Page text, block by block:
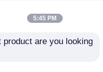
del lume
lume per la
tracheotomia
5:45 PM
product are you looking